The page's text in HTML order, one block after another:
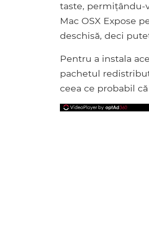
taste, permițându-
Mac OSX Expose
deschisă, deci
Pentru a instala
pachetul
ceea ce probabil